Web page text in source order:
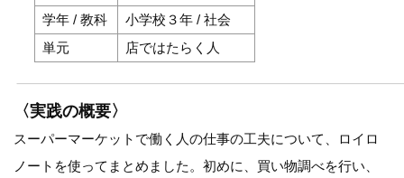
学年 / 教科
小学校３年 / 社会
単元
店ではたらく人
〈実践の概要〉
スーパーマーケットで働く人の仕事の工夫について、ロイロ
ノートを使ってまとめました。初めに、買い物調べを行い、